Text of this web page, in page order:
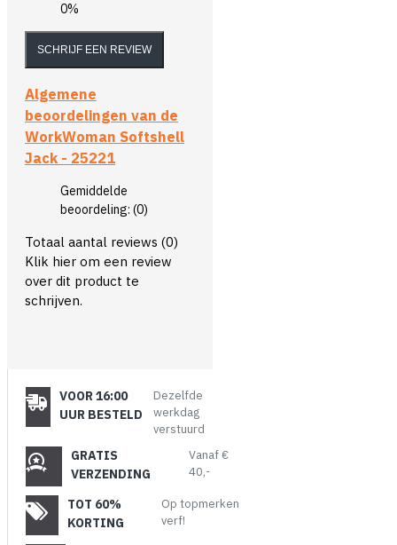
0%
SCHRIJF EEN REVIEW
Algemene
beoordelingen van de
WorkWoman Softshell
Jack - 25221
Gemiddelde
beoordeling: (0)
Totaal aantal reviews (0)
Klik hier om een review
over dit product te
schrijven.
VOOR 16:00
UUR BESTELD
Dezelfde
werkdag
verstuurd
GRATIS
VERZENDING
Vanaf €
40,-
TOT 60%
KORTING
Op topmerken
verf!